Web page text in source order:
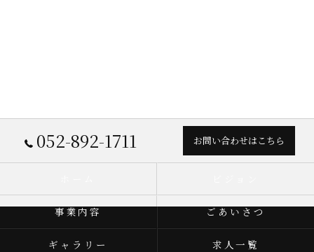
052-892-1711 お問い合わせはこちら
事業内容 ごあいさつ
ギャラリー 求人一覧